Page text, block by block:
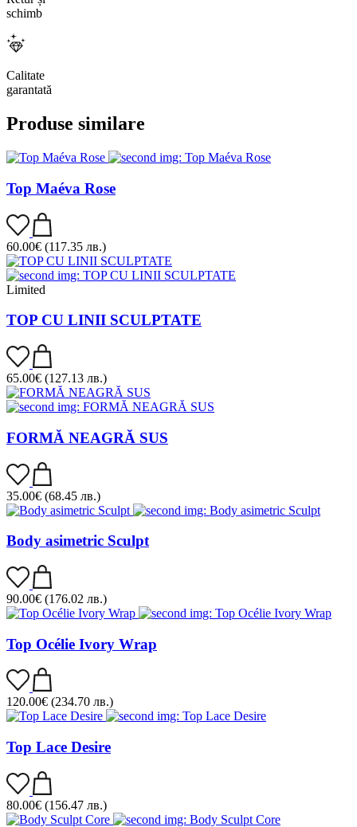
schimb
Calitate
garantată
Produse similare
Top Maéva Rose
60.00€ (117.35 лв.)
Limited
TOP CU LINII SCULPTATE
65.00€ (127.13 лв.)
FORMĂ NEAGRĂ SUS
35.00€ (68.45 лв.)
Body asimetric Sculpt
90.00€ (176.02 лв.)
Top Océlie Ivory Wrap
120.00€ (234.70 лв.)
Top Lace Desire
80.00€ (156.47 лв.)